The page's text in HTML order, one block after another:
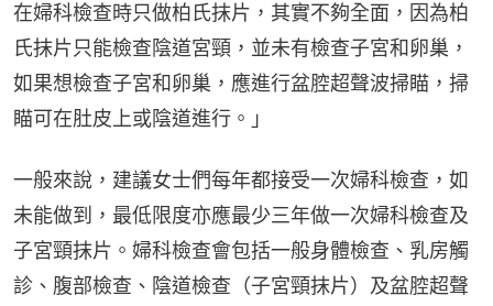
在婦科檢查時只做柏氏抹片，其實不夠全面，因為柏
氏抹片只能檢查陰道宮頸，並未有檢查子宮和卵巢，
如果想檢查子宮和卵巢，應進行盆腔超聲波掃瞄，掃
瞄可在肚皮上或陰道進行。」
一般來說，建議女士們每年都接受一次婦科檢查，如
未能做到，最低限度亦應最少三年做一次婦科檢查及
子宮頸抹片。婦科檢查會包括一般身體檢查、乳房觸
診、腹部檢查、陰道檢查（子宮頸抹片）及盆腔超聲